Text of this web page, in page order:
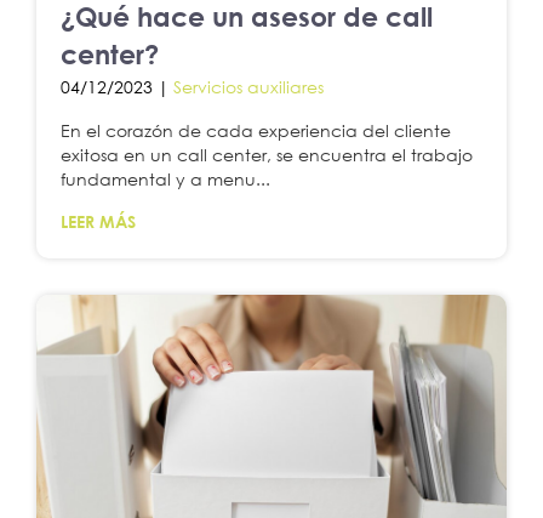
¿Qué hace un asesor de call
center?
04/12/2023 | Servicios auxiliares
En el corazón de cada experiencia del cliente
exitosa en un call center, se encuentra el trabajo
fundamental y a menu...
LEER MÁS